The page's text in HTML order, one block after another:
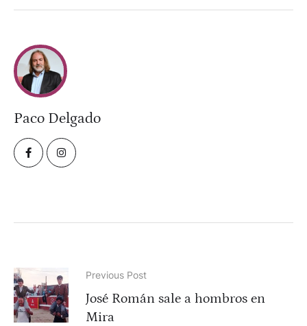
Paco Delgado
Previous Post
José Román sale a hombros en
Mira